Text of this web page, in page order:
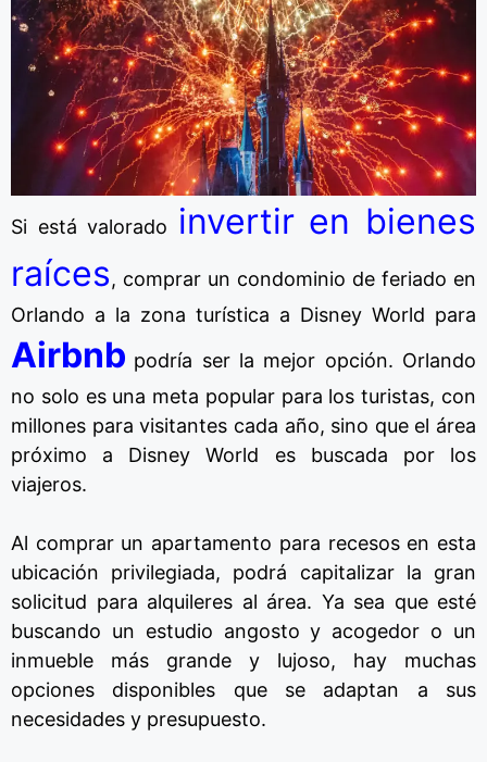
Si está valorado
invertir en bienes
raíces, comprar un condominio de feriado en
Orlando a la zona turística a Disney World para
Airbnb podría ser la mejor opción. Orlando
no solo es una meta popular para los turistas, con
millones para visitantes cada año, sino que el área
próximo a Disney World es buscada por los
viajeros.
Al comprar un apartamento para recesos en esta
ubicación privilegiada, podrá capitalizar la gran
solicitud para alquileres al área. Ya sea que esté
buscando un estudio angosto y acogedor o un
inmueble más grande y lujoso, hay muchas
opciones disponibles que se adaptan a sus
necesidades y presupuesto.